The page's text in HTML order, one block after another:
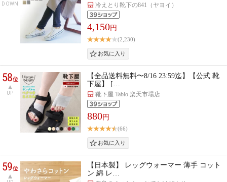
DOWN 冷えとり靴下の841（ヤヨイ）
4,150円
(2,230)
58位
UP
【全品送料無料〜8/16 23:59迄】【公式 靴
下屋】 […
靴下屋 Tabio 楽天市場店
880円
(66)
59位
【日本製】 レッグウォーマー 薄手 コット
ン 綿 レ…